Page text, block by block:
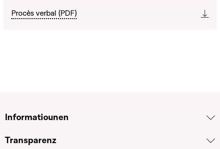
Procès verbal (PDF)
Informatiounen
Transparenz